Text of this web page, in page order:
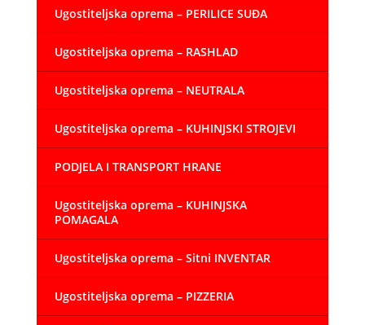
Ugostiteljska oprema – PERILICE SUĐA
Ugostiteljska oprema – RASHLAD
Ugostiteljska oprema – NEUTRALA
Ugostiteljska oprema – KUHINJSKI STROJEVI
PODJELA I TRANSPORT HRANE
Ugostiteljska oprema – KUHINJSKA
POMAGALA
Ugostiteljska oprema – Sitni INVENTAR
Ugostiteljska oprema – PIZZERIA